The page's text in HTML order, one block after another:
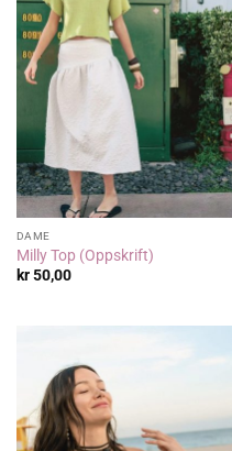
DAME
Milly Top (Oppskrift)
kr50,00